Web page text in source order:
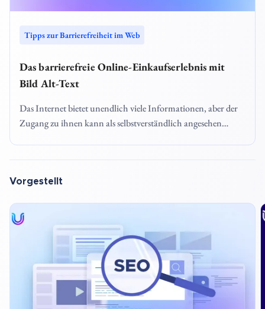
Tipps zur Barrierefreiheit im Web
Das barrierefreie Online-Einkaufserlebnis mit
Bild Alt-Text
Das Internet bietet unendlich viele Informationen, aber der
Zugang zu ihnen kann als selbstverständlich angesehen
Bildschirmlesegeräte verwenden, können Online-Einsichten
bzw. das Alt-Attribut von Bildern ist standardmäßig so
konzipiert, dass er Barrieren für die Zugänglichkeit
abschwächt, indem er Online-Nutzern mit
Sehbehinderungen, die auf unterstützende Technologien wie
Bildschirmlesegeräte oder Braillezeilen angewiesen sind,
Kontext bietet.
Vorgestellt